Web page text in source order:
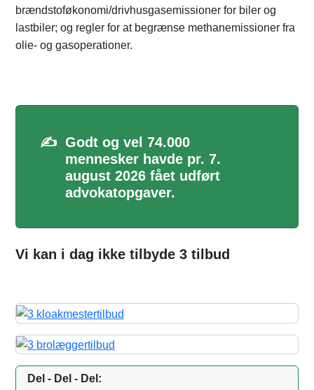
brændstoføkonomi/drivhusgasemissioner for biler og
lastbiler; og regler for at begrænse methanemissioner fra
olie- og gasoperationer.
✍️ Godt og vel 74.000
mennesker havde pr. 7.
august 2026 fået udført
advokatopgaver.
Vi kan i dag ikke tilbyde 3 tilbud
Del - Del - Del: